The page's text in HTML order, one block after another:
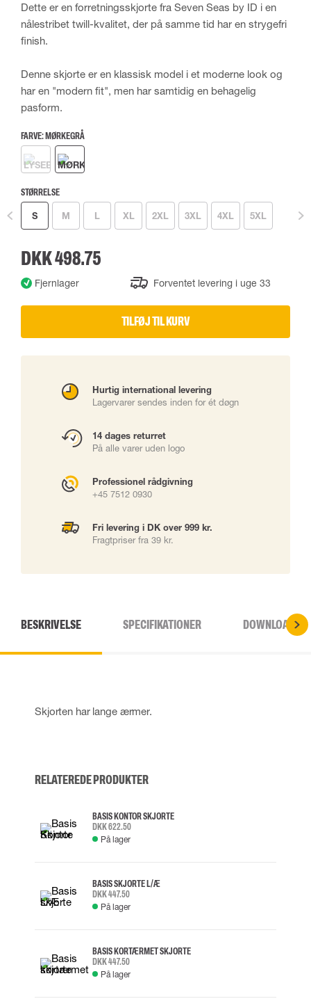
Dette er en forretningsskjorte fra Seven Seas by ID i en
nålestribet twill-kvalitet, der på samme tid har en strygefri
finish.
Denne skjorte er en klassisk model i et moderne look og
har en "modern fit", men har samtidig en behagelig
pasform.
FARVE: MØRKEGRÅ
STØRRELSE
S M L XL 2XL 3XL 4XL 5XL
DKK 498.75
Fjernlager Forventet levering i uge 33
TILFØJ TIL KURV
Hurtig international levering
Lagervarer sendes inden for ét døgn
14 dages returret
På alle varer uden logo
Professionel rådgivning
+45 7512 0930
Fri levering i DK over 999 kr.
Fragtpriser fra 39 kr.
BESKRIVELSE SPECIFIKATIONER DOWNLOADS
Skjorten har lange ærmer.
RELATEREDE PRODUKTER
BASIS KONTOR SKJORTE
DKK 622.50
På lager
BASIS SKJORTE L/Æ
DKK 447.50
På lager
BASIS KORTÆRMET SKJORTE
DKK 447.50
På lager